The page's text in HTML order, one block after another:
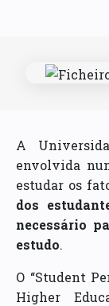
A
envolvida
estudar os
dos
necessário
estudo.
O “Student
Higher